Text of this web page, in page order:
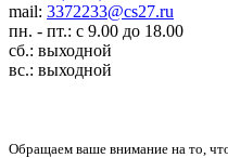
mail: 3372233@cs27.ru
пн. - пт.: с 9.00 до 18.00
сб.: выходной
вс.: выходной
Обращаем ваше внимание на то,